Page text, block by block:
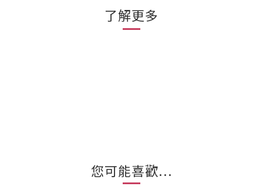
了解更多
您可能喜歡...